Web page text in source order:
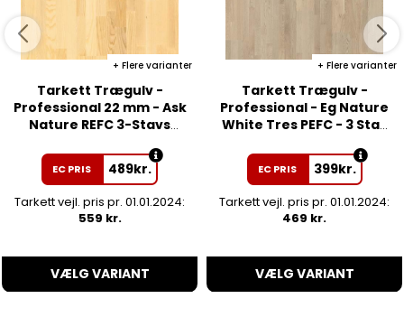
Flere varianter
Tarkett Trægulv -
Professional 22 mm - Ask
Nature REFC 3-Stavs
EC PRIS 489kr.
Tarkett vejl. pris pr. 01.01.2024:
559 kr.
VÆLG VARIANT
Flere varianter
Tarkett Trægulv -
Professional - Eg Nature
White Tres PEFC - 3 Stav
EC PRIS 399kr.
Tarkett vejl. pris pr. 01.01.2024:
469 kr.
VÆLG VARIANT